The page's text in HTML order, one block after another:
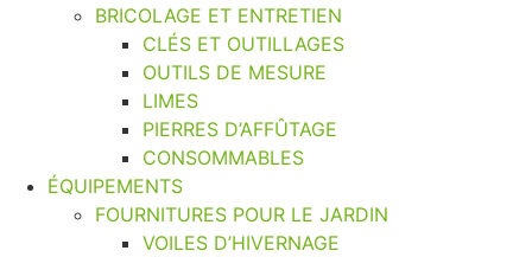
BRICOLAGE ET ENTRETIEN
CLÉS ET OUTILLAGES
OUTILS DE MESURE
LIMES
PIERRES D’AFFÛTAGE
CONSOMMABLES
ÉQUIPEMENTS
FOURNITURES POUR LE JARDIN
VOILES D’HIVERNAGE